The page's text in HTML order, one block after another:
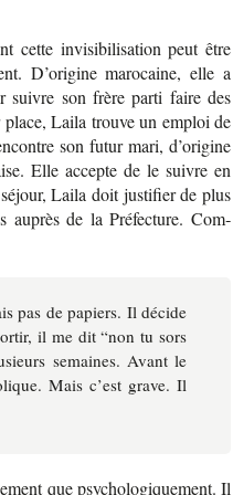
cette invi­si­bi­li­sa­tion peut être
D’ori­gine maro­caine, elle a
suivre son frère parti faire des
Laila trouve un emploi de
son futur mari, d’ori­gine
Elle accepte de le suivre en
Laila doit jus­ti­fier de plus
auprès de la Pré­fec­ture. Com­
pas de papiers. Il décide
il me dit “non tu sors
semaines. Avant le
Mais c’est grave. Il
que psy­cho­lo­gi­que­ment. Il